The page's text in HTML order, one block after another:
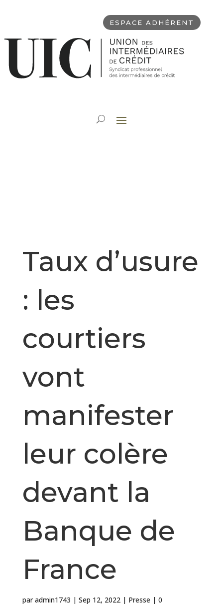
ESPACE ADHÉRENT
Taux d’usure
: les
courtiers
vont
manifester
leur colère
devant la
Banque de
France
paradmin1743 | Sep 12, 2022| Presse | 0